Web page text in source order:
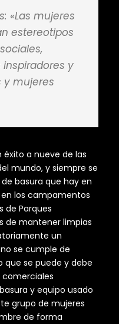
«Las mujeres
estereotipos
y
y mujeres
a nueve de las
mundo, y siempre se
basura que hay en
los campamentos
de Parques
de mantener limpias
un
se cumple de
se puede y debe
comerciales
y equipo usado
grupo de mujeres
de forma